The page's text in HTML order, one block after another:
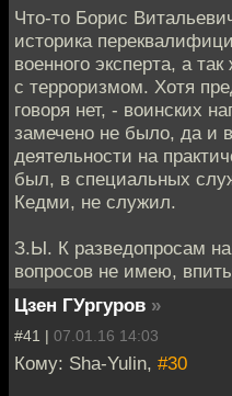
Что-то Борис
историка
военного эксперта, а
с терроризмом. Хотя
говоря нет, - воинских
замечено не было, да и
деятельности на
был, в специальных
Кедми, не служил.
З.Ы. К разведопросам
вопросов не имею,
Цзен ГУргуров »
#41 | 07.01.16 14:03
Кому: Sha-Yulin, #30